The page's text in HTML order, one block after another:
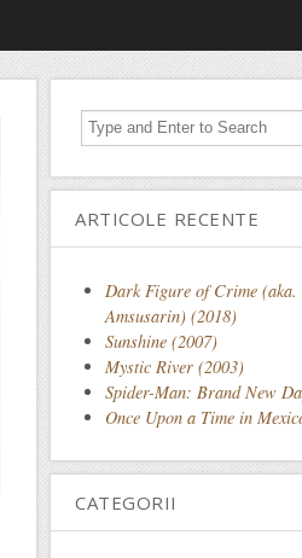
ARTICOLE RECENTE
Dark Figure of Crime (aka.
Amsusarin) (2018)
Sunshine (2007)
Mystic River (2003)
Spider-Man: Brand New
Once Upon a Time in
CATEGORII